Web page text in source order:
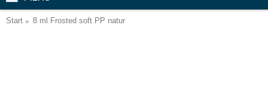
Start 8 ml Frosted soft PP natur